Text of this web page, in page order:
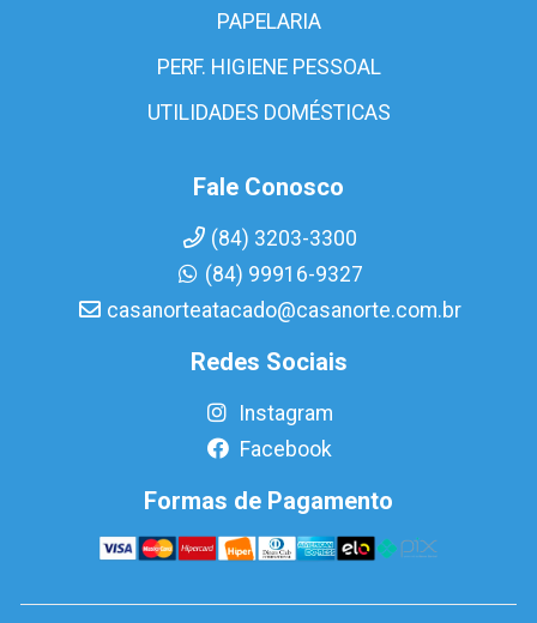
PAPELARIA
PERF. HIGIENE PESSOAL
UTILIDADES DOMÉSTICAS
Fale Conosco
(84) 3203-3300
(84) 99916-9327
casanorteatacado@casanorte.com.br
Redes Sociais
Instagram
Facebook
Formas de Pagamento